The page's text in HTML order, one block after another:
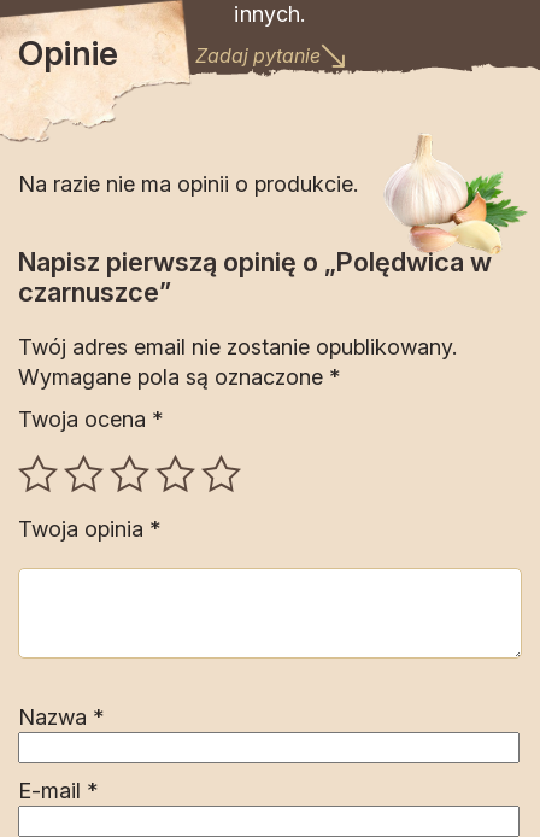
innych.
Zadaj pytanie
Opinie
Na razie nie ma opinii o produkcie.
Napisz pierwszą opinię o „Polędwica w
czarnuszce”
Twój adres email nie zostanie opublikowany.
Wymagane pola są oznaczone *
Twoja ocena *
Twoja opinia *
Nazwa *
E-mail *